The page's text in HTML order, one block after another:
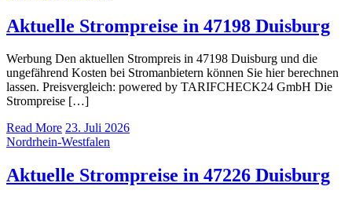
Aktuelle Strompreise in 47198 Duisburg
Werbung Den aktuellen Strompreis in 47198 Duisburg und die
ungefährend Kosten bei Stromanbietern können Sie hier berechnen
lassen. Preisvergleich: powered by TARIFCHECK24 GmbH Die
Strompreise […]
Read More 23. Juli 2026
Nordrhein-Westfalen
Aktuelle Strompreise in 47226 Duisburg